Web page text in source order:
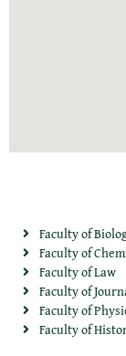
Faculty of
Faculty of
Faculty of Law
Faculty of
Faculty of
Faculty of